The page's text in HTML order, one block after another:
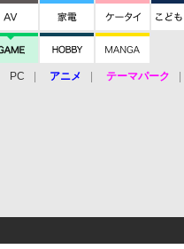
PC アニメ テーマパーク